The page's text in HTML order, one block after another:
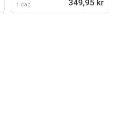
1 dag 349,95 kr